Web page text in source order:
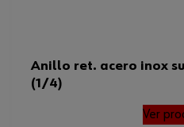
Anillo ret. acero inox
(1/4)
Ver